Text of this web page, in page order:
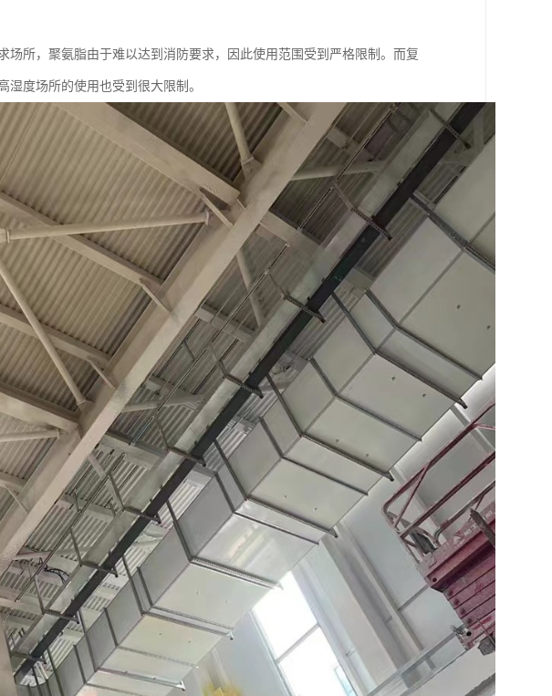
所，聚氨脂由于难以达到消防要求，因此使用范围受到严格限制。而复
度场所的使用也受到很大限制。